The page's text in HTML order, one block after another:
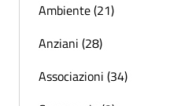
Ambiente (21)
Anziani (28)
Associazioni (34)